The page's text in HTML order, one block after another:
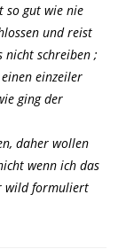
so gut wie nie
und reist
nicht schreiben ;
einzeiler
ging der
daher wollen
wenn ich das
wild formuliert